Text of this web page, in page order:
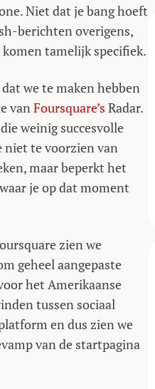
Niet dat je bang hoeft
berichten overigens,
tamelijk specifiek.
we te maken hebben
vanFoursquare’s Radar.
weinig succesvolle
niet te voorzien van
maar beperkt het
je op dat moment
zien we
geheel aangepaste
het Amerikaanse
tussen sociaal
en dus zien we
van de startpagina